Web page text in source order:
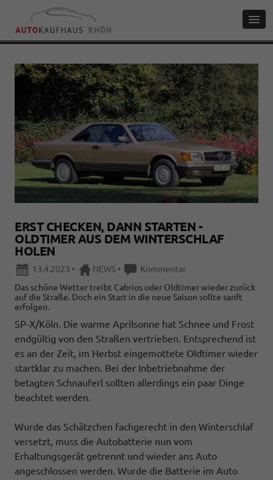
ERST CHECKEN, DANN STARTEN -
OLDTIMER AUS DEM WINTERSCHLAF
HOLEN
13.4.2023 • NEWS •
Kommentar
Das schöne Wetter treibt Cabrios oder Oldtimer wieder zurück
auf die Straße. Doch ein Start in die neue Saison sollte sanft
erfolgen.
SP-X/Köln. Die warme Aprilsonne hat Schnee und Frost
endgültig von den Straßen vertrieben. Entsprechend ist
es an der Zeit, im Herbst eingemottete Oldtimer wieder
startklar zu machen. Bei der Inbetriebnahme der
betagten Schnauferl sollten allerdings ein paar Dinge
beachtet werden.
Wurde das Schätzchen fachgerecht in den Winterschlaf
versetzt, muss die Autobatterie nun vom
Erhaltungsgerät getrennt und wieder ans Auto
angeschlossen werden. Wurde die Batterie im Auto